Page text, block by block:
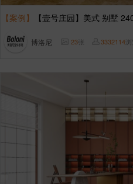
【案例】 【壹号庄园】美式 别墅
博洛尼 23张 3332114浏